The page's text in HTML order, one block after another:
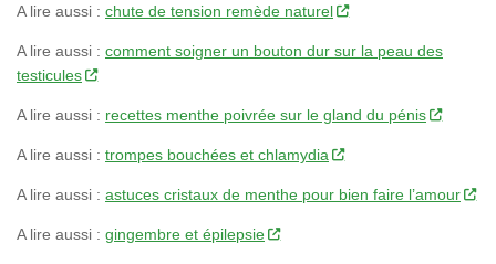
A lire aussi : chute de tension remède naturel
A lire aussi : comment soigner un bouton dur sur la peau des
testicules
A lire aussi : recettes menthe poivrée sur le gland du pénis
A lire aussi : trompes bouchées et chlamydia
A lire aussi : astuces cristaux de menthe pour bien faire l’amour
A lire aussi : gingembre et épilepsie